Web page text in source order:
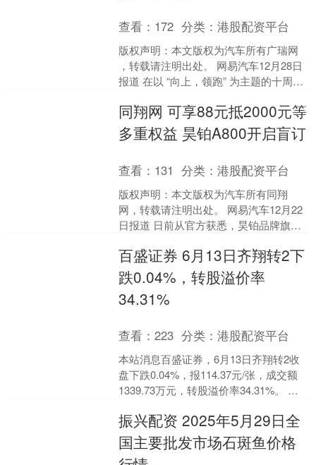
查看： 172 分类：港股配资平台
版权声明：本文版权为汽车所有广瑞网
，转载请注明出处。 网易汽车12月28日
报道 在以 “向上，领跑” 为主题的十周年
年突围之....
同翔网 可享88元抵2000元等
多重权益 昊铂A800开启盲订
查看： 131 分类：港股配资平台
版权声明：本文版权为汽车所有同翔
网，转载请注明出处。 网易汽车12月22
日报道 日前从官方获悉，昊铂品牌旗下
订，目前参与盲订....
百盛证券 6月13日齐翔转2下
跌0.04%，转股溢价率
34.31%
查看：223 分类：港股配资平台
本站消息百盛证券，6月13日齐翔转2收
盘下跌0.04%，报114.37元/张，成交额
1339.73万元，转股溢价率34.31%。 资
振兴配资 2025年5月29日全
国主要批发市场石斑鱼价格